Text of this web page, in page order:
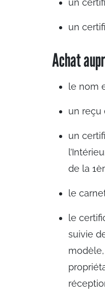
un
un
Achat
le nom
un reçu
un
de la
le
le
suivie